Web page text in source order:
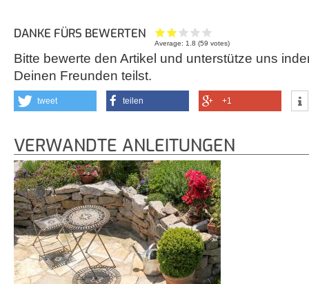
DANKE FÜRS BEWERTEN
Average:1.8 (59 votes)
Bitte bewerte den Artikel und unterstütze uns
Deinen Freunden teilst.
tweet teilen +1
VERWANDTE ANLEITUNGEN